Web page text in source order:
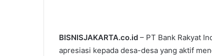
BISNISJAKARTA.co.id – PT Bank Rakyat
apresiasi kepada desa-desa yang aktif